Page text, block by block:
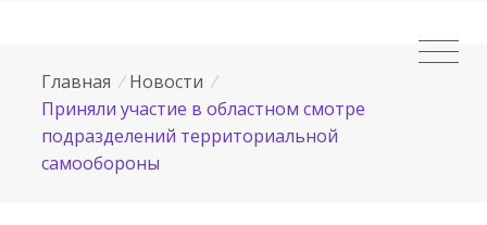
Главная / Новости /
Приняли участие в областном смотре
подразделений территориальной
самообороны